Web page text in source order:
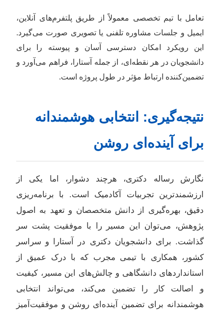
تعامل با تیم تخصصی معمولاً از طریق پلتفرم‌های آنلاین،
ایمیل و جلسات مشاوره تلفنی یا تصویری صورت می‌گیرد.
این رویکرد امکان دسترسی آسان و پیوسته را برای
دانشجویان در هر نقطه‌ای، از جمله آستارا، فراهم می‌آورد و
تضمین‌کننده ارتباط مؤثر در طول پروژه است.
نتیجه‌گیری: انتخابی هوشمندانه
برای آینده‌ای روشن
نگارش رساله دکتری، هرچند دشوار، اما یکی از
ارزشمندترین تجربیات آکادمیک است. با برنامه‌ریزی
دقیق، بهره‌گیری از دانش متخصصان و تعهد به اصول
پژوهش، می‌توان این مسیر را با موفقیت پشت سر
گذاشت. برای دانشجویان دکتری در آستارا و سراسر
کشور، همکاری با تیمی مجرب که با درک عمیق از
استانداردهای دانشگاهی و چالش‌های این مسیر، کیفیت
و اصالت کار را تضمین می‌کند، می‌تواند انتخابی
هوشمندانه برای تضمین آینده‌ای روشن و موفقیت‌آمیز